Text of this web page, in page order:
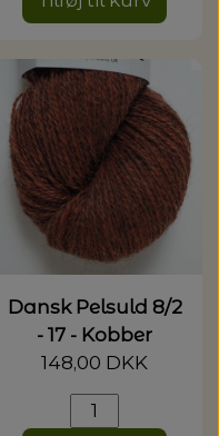
Dansk Pelsuld 8/2
- 17 - Kobber
148,00 DKK